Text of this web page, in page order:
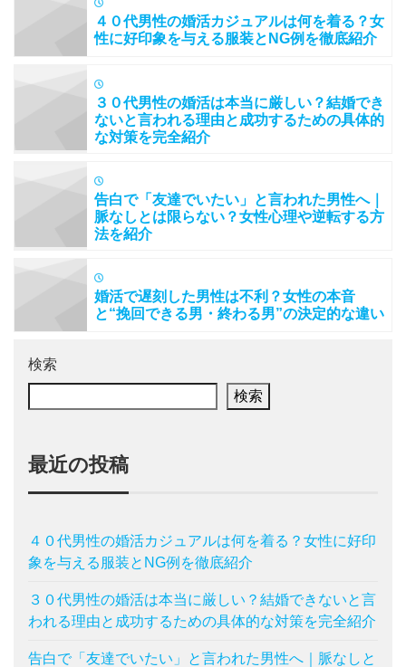
４０代男性の婚活カジュアルは何を着る？女
性に好印象を与える服装とNG例を徹底紹介
３０代男性の婚活は本当に厳しい？結婚でき
ないと言われる理由と成功するための具体的
な対策を完全紹介
告白で「友達でいたい」と言われた男性へ｜
脈なしとは限らない？女性心理や逆転する方
法を紹介
婚活で遅刻した男性は不利？女性の本音
と“挽回できる男・終わる男”の決定的な違い
検索
検索
最近の投稿
４０代男性の婚活カジュアルは何を着る？女性に好印
象を与える服装とNG例を徹底紹介
３０代男性の婚活は本当に厳しい？結婚できないと言
われる理由と成功するための具体的な対策を完全紹介
告白で「友達でいたい」と言われた男性へ｜脈なしと